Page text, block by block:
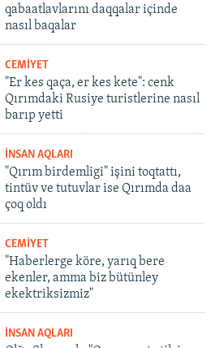
qabaatlavlarını daqqalar içinde
nasıl baqalar
CEMİYET
"Er kes qaça, er kes kete": cenk
Qırımdaki Rusiye turistlerine nasıl
barıp yetti
İNSAN AQLARI
"Qırım birdemligi" işini toqtattı,
tintüv ve tutuvlar ise Qırımda daa
çoq oldı
CEMİYET
"Haberlerge köre, yarıq bere
ekenler, amma biz bütünley
ekektriksizmiz"
İNSAN AQLARI